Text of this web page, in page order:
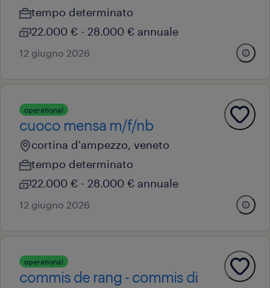
tempo determinato
22.000 € - 28.000 € annuale
12 giugno 2026
operational
cuoco mensa m/f/nb
cortina d'ampezzo, veneto
tempo determinato
22.000 € - 28.000 € annuale
12 giugno 2026
operational
commis de rang - commis di